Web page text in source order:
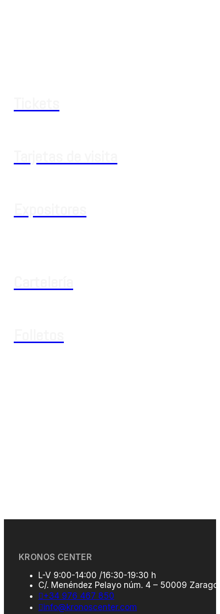
KRONOS CENTER
L-V 9:00-14:00 /16:30-19:30 h
C/. Menéndez Pelayo núm. 4 – 50009
+34 976 467 850
info@kronoscenter.com